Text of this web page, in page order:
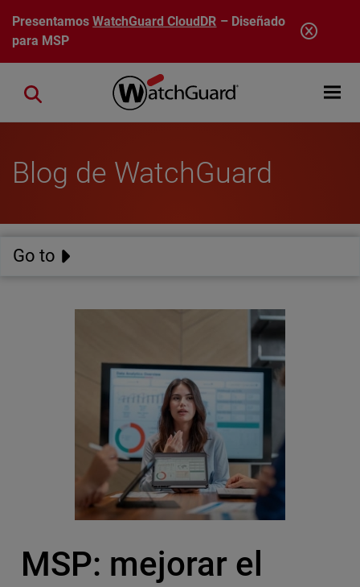
Pasar al contenido principal
PresentamosWatchGuard CloudDR – Diseñado
para MSP
Open
Close search
Blog de WatchGuard
Go to
MSP: mejorar el